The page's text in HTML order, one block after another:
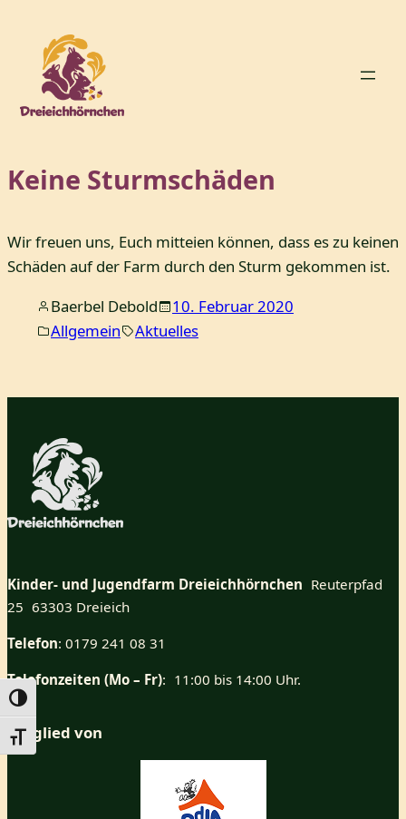
Umschalten auf hohe Kontraste
Schrift vergrößern
Inhalt
springen
Keine Sturmschäden
Wir freuen uns, Euch mitteien können, dass es zu keinen
Schäden auf der Farm durch den Sturm gekommen ist.
Baerbel Debold
10. Februar 2020
Allgemein
Aktuelles
Kinder- und Jugendfarm Dreieichhörnchen Reuterpfad
25 63303 Dreieich
Telefon: 0179 241 08 31
Telefonzeiten (Mo – Fr): 11:00 bis 14:00 Uhr.
Mitglied von